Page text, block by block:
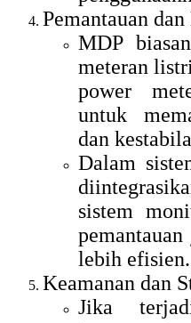
Pemantauan
MDP
meteran
power
untuk
dan
Dalam
sistem
lebih efisien.
Keamanan dan
Jika